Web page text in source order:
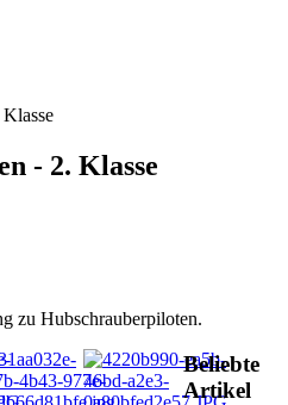
- 2. Klasse
zu Hubschrauberpiloten.
Beliebte
Artikel